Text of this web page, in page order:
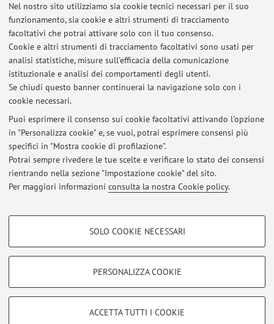
Nel nostro sito utilizziamo sia cookie tecnici necessari per il suo
funzionamento, sia cookie e altri strumenti di tracciamento
facoltativi che potrai attivare solo con il tuo consenso.
Cookie e altri strumenti di tracciamento facoltativi sono usati per
analisi statistiche, misure sull'efficacia della comunicazione
istituzionale e analisi dei comportamenti degli utenti.
Se chiudi questo banner continuerai la navigazione solo con i
cookie necessari.
Puoi esprimere il consenso sui cookie facoltativi attivando l'opzione
in "Personalizza cookie" e, se vuoi, potrai esprimere consensi più
specifici in "Mostra cookie di profilazione".
Potrai sempre rivedere le tue scelte e verificare lo stato dei consensi
rientrando nella sezione "Impostazione cookie" del sito.
Per maggiori informazioni consulta la nostra Cookie policy.
COOKIE DI PROFILAZIONE - FACOLTATIVI
COOKIE TECNICI - NECESSARI
SOLO COOKIE NECESSARI
PERSONALIZZA COOKIE
ACCETTA TUTTI I COOKIE
E-mail: lorenzo.perrone8@unibo.it
Dipartimento di Matematica
Piazza di Porta San Donato 5, Bologna - Vai alla mappa
Ultimi avvisi
Al momento non sono presenti avvisi.
Area riservata
Accedi tramiteloginper gestire tutti i contenuti del sito.
Zamboni, 33 - 40126 Bologna - Partita IVA: 01131710376